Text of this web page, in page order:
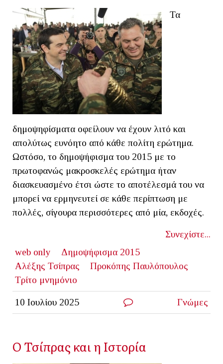
Τα
δημοψηφίσματα οφείλουν να έχουν λιτό και
απολύτως ευνόητο από κάθε πολίτη ερώτημα.
Ωστόσο, το δημοψήφισμα του 2015 με το
πρωτοφανώς μακροσκελές ερώτημα ήταν
διασκευασμένο έτσι ώστε το αποτέλεσμά του να
μπορεί να ερμηνευτεί σε κάθε περίπτωση με
πολλές, σίγουρα περισσότερες από μία, εκδοχές.
Συνεχίστε...
web only
Δημοψήφισμα 2015
Αλέξης Τσίπρας
Προκόπης Παυλόπουλος
Τρίτο μνημόνιο
10 Ιουλίου 2025 Γνώμες
Ο Τσίπρας και η Ιστορία